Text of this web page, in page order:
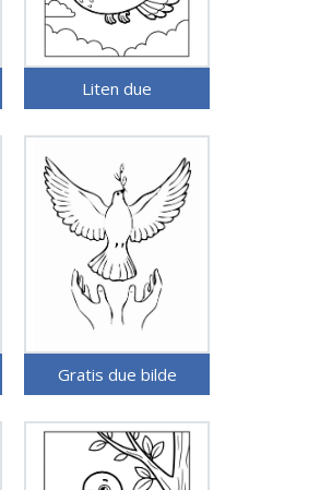
Liten due
Gratis due bilde